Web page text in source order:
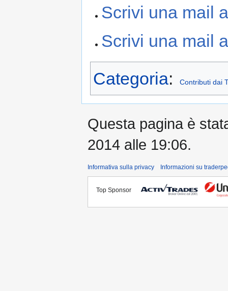
Scrivi una mail
Scrivi una mail
Categoria: Contributi dai
Questa pagina è
2014 alle 19:06.
Informativa sulla privacy Informazioni su
Top Sponsor